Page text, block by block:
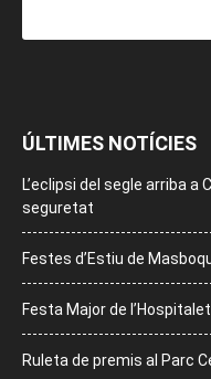
ÚLTIMES NOTÍCIES
L’eclipsi del segle arriba
seguretat
Festes d’Estiu de
Festa Major de
Ruleta de premis al Parc